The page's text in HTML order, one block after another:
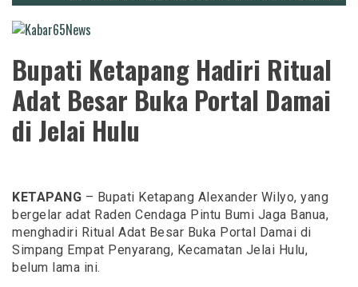
Kabar65News
Bupati Ketapang Hadiri Ritual
Adat Besar Buka Portal Damai
di Jelai Hulu
KETAPANG – Bupati Ketapang Alexander Wilyo, yang
bergelar adat Raden Cendaga Pintu Bumi Jaga Banua,
menghadiri Ritual Adat Besar Buka Portal Damai di
Simpang Empat Penyarang, Kecamatan Jelai Hulu,
belum lama ini.